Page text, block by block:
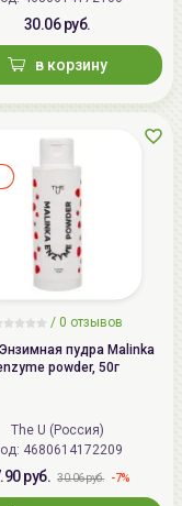
30.06 руб.
в корзину
/ 0 отзывов
пудра Malinka
powder, 50г
The U (Россия)
4680614172209
руб. 30.06 руб. -7%